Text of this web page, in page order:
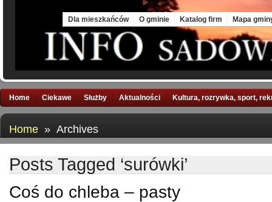
Dla mieszkańców O gminie Katalog firm Mapa
Home Ciekawe Służby Aktualności Kultura, rozrywka, sport,
Home » Archives
Posts Tagged ‘surówki’
Coś do chleba – pasty